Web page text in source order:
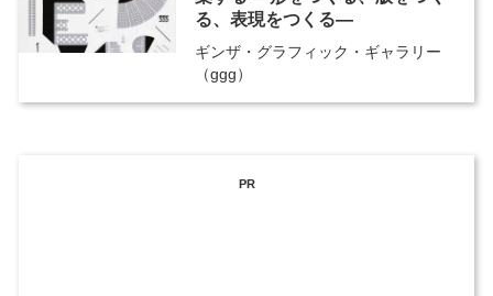
る、表現をつくる―
ギンザ・グラフィック・ギャラリー
（ggg）
PR